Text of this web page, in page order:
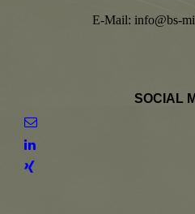
E-Mail: info@bs-
SOCIAL